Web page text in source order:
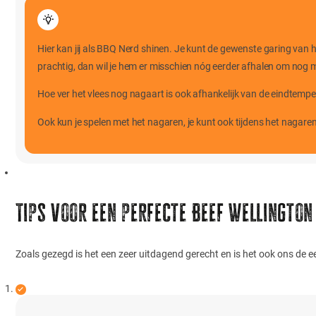
Hier kan jij als BBQ Nerd shinen. Je kunt de gewenste garing
prachtig, dan wil je hem er misschien nóg eerder afhalen om nog
Hoe ver het vlees nog nagaart is ook afhankelijk van de
Ook kun je spelen met het nagaren, je kunt ook tijdens het
Tips voor een perfecte Beef Wellington
Zoals gezegd is het een zeer uitdagend gerecht en is het ook ons